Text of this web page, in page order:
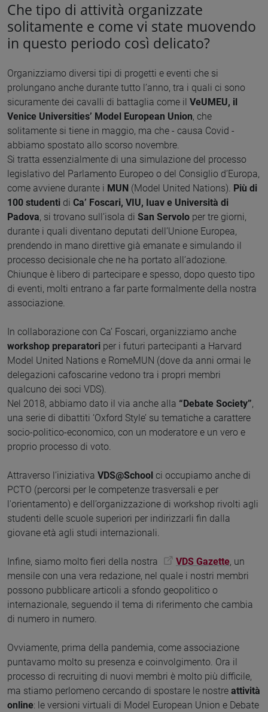
Che tipo di attività organizzate
solitamente e come vi state muovendo
in questo periodo così delicato?
Organizziamo diversi tipi di progetti e eventi che si
prolungano anche durante tutto l’anno, tra i quali ci sono
sicuramente dei cavalli di battaglia come il VeUMEU, il
Venice Universities’ Model European Union, che
solitamente si tiene in maggio, ma che - causa Covid -
abbiamo spostato allo scorso novembre.
Si tratta essenzialmente di una simulazione del processo
legislativo del Parlamento Europeo o del Consiglio d’Europa,
come avviene durante i MUN (Model United Nations). Più di
100 studenti di Ca’ Foscari, VIU, Iuav e Università di
Padova, si trovano sull’isola di San Servolo per tre giorni,
durante i quali diventano deputati dell’Unione Europea,
prendendo in mano direttive già emanate e simulando il
processo decisionale che ne ha portato all’adozione.
Chiunque è libero di partecipare e spesso, dopo questo tipo
di eventi, molti entrano a far parte formalmente della nostra
associazione.
In collaborazione con Ca’ Foscari, organizziamo anche
workshop preparatori per i futuri partecipanti a Harvard
Model United Nations e RomeMUN (dove da anni ormai le
delegazioni cafoscarine vedono tra i propri membri
qualcuno dei soci VDS).
Nel 2018, abbiamo dato il via anche alla “Debate Society”,
una serie di dibattiti ‘Oxford Style’ su tematiche a carattere
socio-politico-economico, con un moderatore e un vero e
proprio processo di voto.
Attraverso l’iniziativa VDS@School ci occupiamo anche di
PCTO (percorsi per le competenze trasversali e per
l'orientamento) e dell’organizzazione di workshop rivolti agli
studenti delle scuole superiori per indirizzarli fin dalla
giovane età agli studi internazionali.
Infine, siamo molto fieri della nostra VDS Gazette, un
mensile con una vera redazione, nel quale i nostri membri
possono pubblicare articoli a sfondo geopolitico o
internazionale, seguendo il tema di riferimento che cambia
di numero in numero.
Ovviamente, prima della pandemia, come associazione
puntavamo molto su presenza e coinvolgimento. Ora il
processo di recruiting di nuovi membri è molto più difficile,
ma stiamo perlomeno cercando di spostare le nostre attività
online: le versioni virtuali di Model European Union e Debate